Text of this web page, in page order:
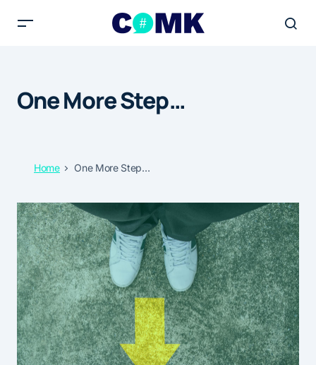
One More Step…
Home One More Step…